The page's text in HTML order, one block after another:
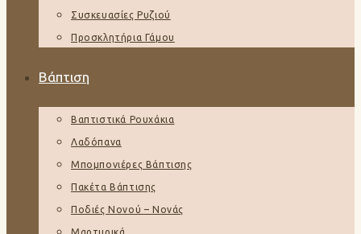
Συσκευασίες Ρυζιού
Προσκλητήρια Γάμου
Βάπτιση
Βαπτιστικά Ρουχάκια
Λαδόπανα
Μπομπονιέρες Βάπτισης
Πακέτα Βάπτισης
Ποδιές Νονού – Νονάς